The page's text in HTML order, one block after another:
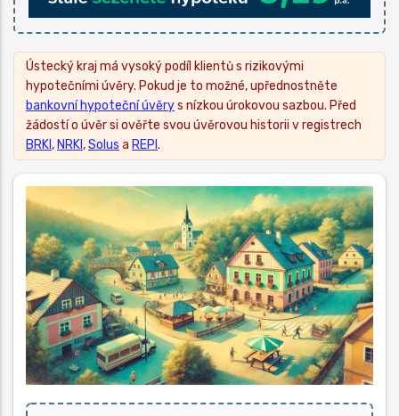
Ústecký kraj má vysoký podíl klientů s rizikovými
hypotečními úvěry. Pokud je to možné, upřednostněte
bankovní hypoteční úvěrys nízkou úrokovou sazbou. Před
žádostí o úvěr si ověřte svou úvěrovou historii v registrech
BRKI, NRKI,Solus a REPI .